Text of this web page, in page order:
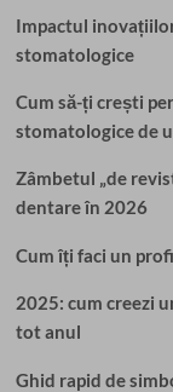
Impactul
stomatologice
Cum să-ți crești
stomatologice de
Zâmbetul „de
dentare în 2026
Cum îți faci un
2025: cum creezi
tot anul
Ghid rapid de